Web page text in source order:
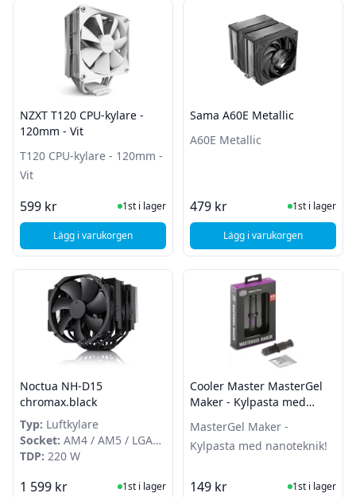
NZXT T120 CPU-kylare -
120mm - Vit
T120 CPU-kylare - 120mm -
Vit
599 kr I Lager
1st i lager
Lägg i varukorgen, NZXT T120 CPU-kylare - 120mm - Vit
Sama A60E Metallic
A60E Metallic
479 kr I Lager
1st i lager
Lägg i varukorgen, Sama A60E Metallic
Noctua NH-D15
chromax.black
Typ: Luftkylare
Socket: AM4 / AM5 / LGA
1700
TDP: 220 W
1 599 kr I Lager
1st i lager
Cooler Master MasterGel
Maker - Kylpasta med
MasterGel Maker -
Kylpasta med nanoteknik!
149 kr I Lager
1st i lager